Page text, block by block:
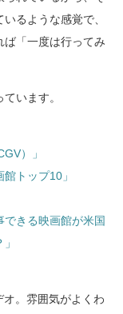
るような感覚で、
ば「一度は行ってみ
います。
）」
トップ10」
できる映画館が米国
。雰囲気がよくわ